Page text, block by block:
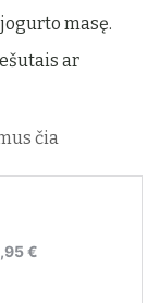
masę.
ar
čia